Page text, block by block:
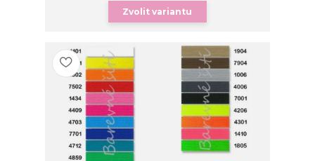
Zvolit variantu